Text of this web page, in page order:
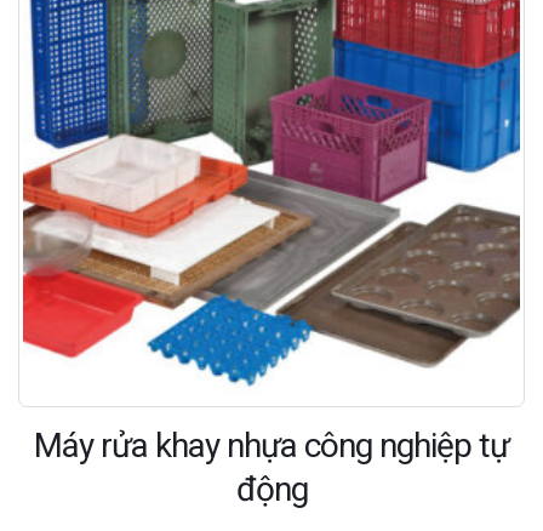
Máy rửa khay nhựa công nghiệp tự
động